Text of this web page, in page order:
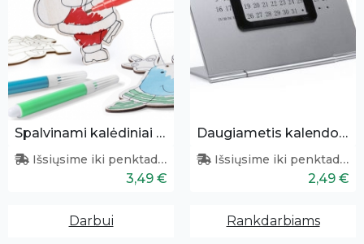
Spalvinami kalėdiniai papuošimai 3 vnt.
Išsiųsime iki penktadienio
3,49 €
Daugiametis kalendorius
Išsiųsime iki penktadienio
2,49 €
Darbui Rankdarbiams